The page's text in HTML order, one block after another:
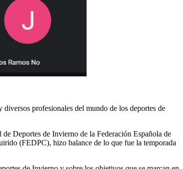
profesionales del mundo de los deportes de
Deportes de Invierno de la Federación Española de
(FEDPC), hizo balance de lo que fue la temporada